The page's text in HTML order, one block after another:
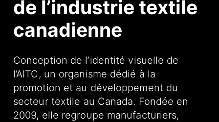
de l’industrie textile
canadienne
Conception de l’identité visuelle de
l’AITC, un organisme dédié à la
promotion et au développement du
secteur textile au Canada. Fondée en
2009, elle regroupe manufacturiers,